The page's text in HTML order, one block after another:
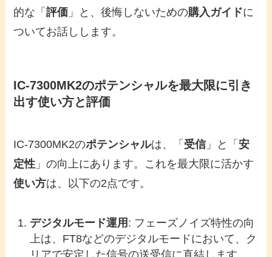
的な「評価 」と、後悔しないための購入ガイドに
ついてお話しします。
IC-7300MK2のポテンシャルを最大限に引き
出す使い方と評価
IC-7300MK2のポテンシャルは、「 受信」と「安
定性 」の向上にあります。これを最大限に活かす
使い方は、以下の2点です。
デジタルモード運用 : フェーズノイズ特性の向
上は、FT8などのデジタルモードにおいて、ク
リアで安定した信号の送受信に直結します。